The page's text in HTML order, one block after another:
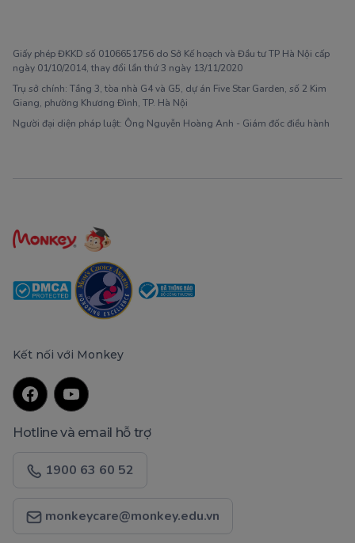
Giấy phép ĐKKD số 0106651756 do Sở Kế hoạch và Đầu tư TP Hà Nội cấp
ngày 01/10/2014, thay đổi lần thứ 3 ngày 13/11/2020
Trụ sở chính: Tầng 3, tòa nhà G4 và G5, dự án Five Star Garden, số 2 Kim
Giang, phường Khương Đình, TP. Hà Nội
Người đại diện pháp luật: Ông Nguyễn Hoàng Anh - Giám đốc điều hành
Kết nối với Monkey
Hotline và email hỗ trợ
1900 63 60 52
monkeycare@monkey.edu.vn